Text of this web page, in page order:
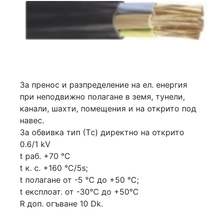
За пренос и разпределение на ел. енергия
при неподвижно полагане в земя, тунели,
канали, шахти, помещения и на открито под
навес.
За обвивка тип (Тc) директно на открито
0.6/1 kV
t раб. +70 °C
t к. с. +160 °C/5s;
t полагане от -5 °C до +50 °C;
t експлоат. от -30°C до +50°C
R доп. огъване 10 Dk.